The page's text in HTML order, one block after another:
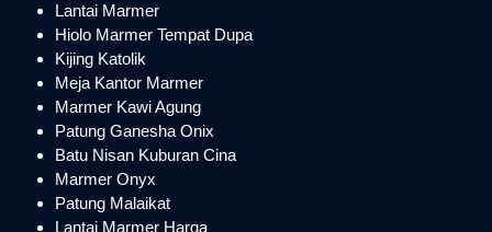
Lantai Marmer
Hiolo Marmer Tempat Dupa
Kijing Katolik
Meja Kantor Marmer
Marmer Kawi Agung
Patung Ganesha Onix
Batu Nisan Kuburan Cina
Marmer Onyx
Patung Malaikat
Lantai Marmer Harga